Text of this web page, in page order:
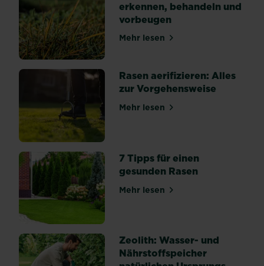
erkennen, behandeln und
vorbeugen
Mehr lesenüber Rasenkrankheiten
Rasen aerifizieren: Alles
zur Vorgehensweise
Mehr lesenüber Rasen aerifizieren:
7 Tipps für einen
gesunden Rasen
Mehr lesenüber 7 Tipps für einen
Zeolith: Wasser- und
Nährstoffspeicher